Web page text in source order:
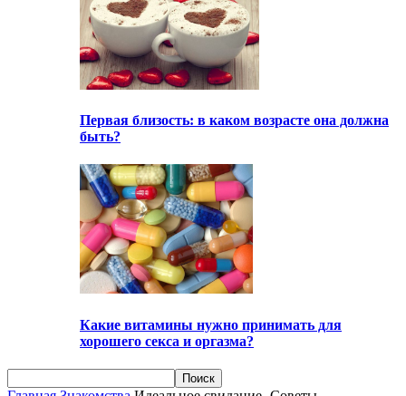
Первая близость: в каком возрасте она должна
быть?
Какие витамины нужно принимать для
хорошего секса и оргазма?